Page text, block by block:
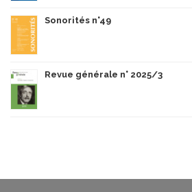
Sonorités n°49
Revue générale n° 2025/3